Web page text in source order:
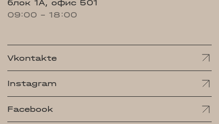
блок 1А, офис 501
09:00 - 18:00
Vkontakte
Instagram
Facebook